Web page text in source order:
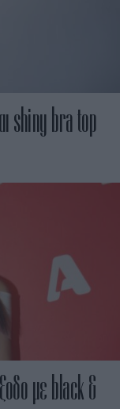
shiny bra top
με black &